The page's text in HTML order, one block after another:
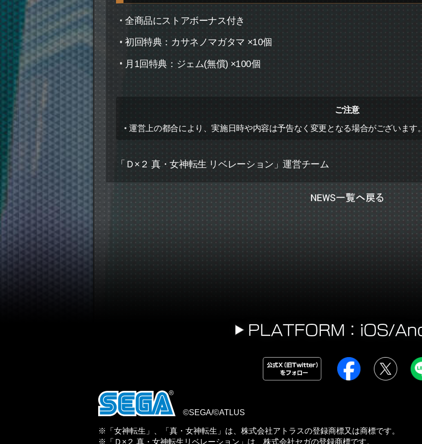
全商品にストアボーナス付き
初回特典：カサネノマガタマ ×10個
月1回特典：ジェム(無償) ×100個
ご注意
運営上の都合により、実施日時や内容は予告なく変更となる場合がございます。
「Ｄ×２ 真・女神転生 リベレーション」運営チーム
©SEGA/©ATLUS
※「女神転生」、「真・女神転生」は、株式会社アトラスの登録商標又は商標です。
※「Ｄ×２ 真・女神転生リベレーション」は、株式会社セガの登録商標です。